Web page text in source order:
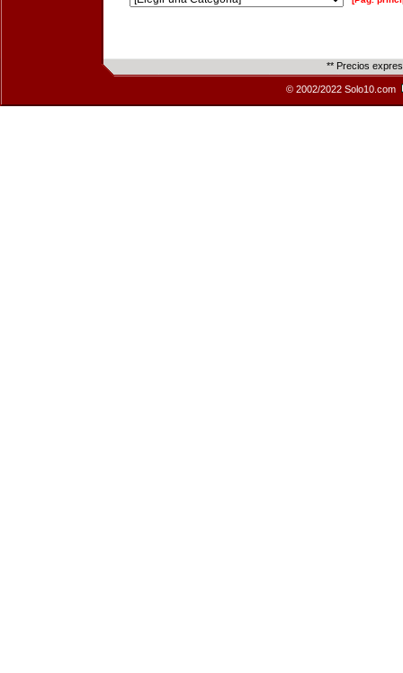
** Precios
© 2002/2022 Solo10.com